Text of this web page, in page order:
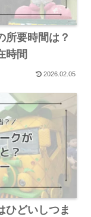
所要時間は？
時間
2026.02.05
ひどいしつま